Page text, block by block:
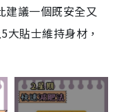
建議一個既安全又
貼士維持身材，